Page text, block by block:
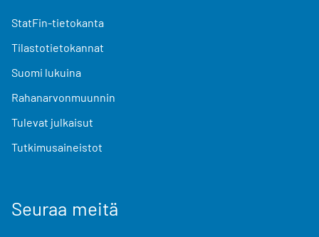
StatFin-tietokanta
Tilastotietokannat
Suomi lukuina
Rahanarvonmuunnin
Tulevat julkaisut
Tutkimusaineistot
Seuraa meitä